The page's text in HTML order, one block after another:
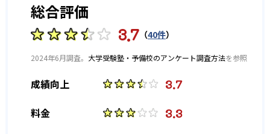
る。
名古屋大学 845
広島大学 621 九州大学 721
早稲田大学 5,849
慶應義塾大学 3,608
総合評価
3.7 （40件）
2024年6月調査。 大学受験塾・予備校のアンケート調査方法を参照
成績向上 3.7
料金 3.3